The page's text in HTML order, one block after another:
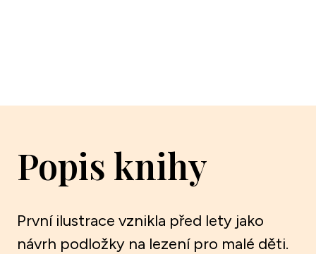
Popis knihy
První ilustrace vznikla před lety jako
návrh podložky na lezení pro malé děti.